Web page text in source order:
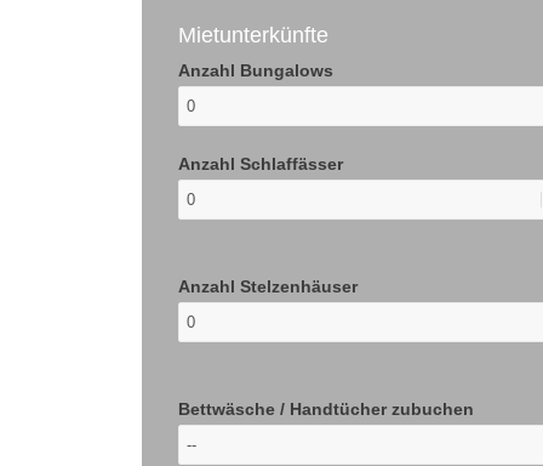
Mietunterkünfte
Anzahl Bungalows
Anzahl Schlaffässer
Anzahl Stelzenhäuser
Bettwäsche / Handtücher zubuchen